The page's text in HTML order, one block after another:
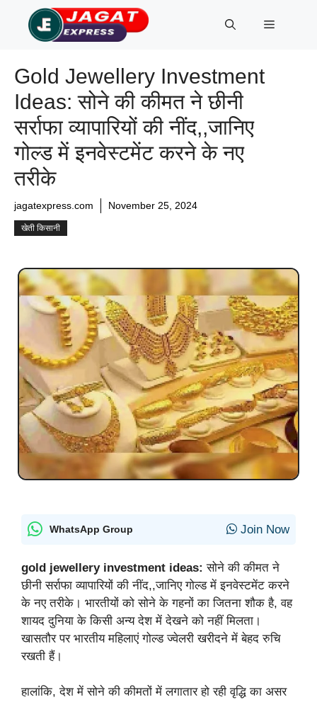
content
Menu
Gold Jewellery Investment
Ideas: सोने की कीमत ने छीनी
सर्राफा व्यापारियों की नींद,,जानिए
गोल्ड में इनवेस्टमेंट करने के नए
तरीके
jagatexpress.com November 25, 2024
खेती किसानी
WhatsApp Group Join Now
gold jewellery investment ideas:सोने की कीमत ने
छीनी सर्राफा व्यापारियों की नींद,,जानिए गोल्ड में इनवेस्टमेंट करने
के नए तरीके। भारतीयों को सोने के गहनों का जितना शौक है, वह
शायद दुनिया के किसी अन्य देश में देखने को नहीं मिलता।
खासतौर पर भारतीय महिलाएं गोल्ड ज्वेलरी खरीदने में बेहद रुचि
रखती हैं।
हालांकि, देश में सोने की कीमतों में लगातार हो रही वृद्धि का असर